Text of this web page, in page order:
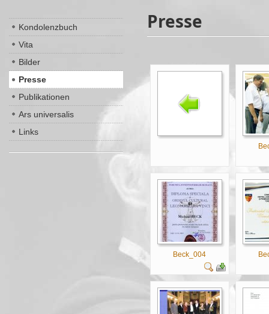
Presse
Beck_004
Kondolenzbuch
Vita
Bilder
Presse
Publikationen
Ars universalis
Links